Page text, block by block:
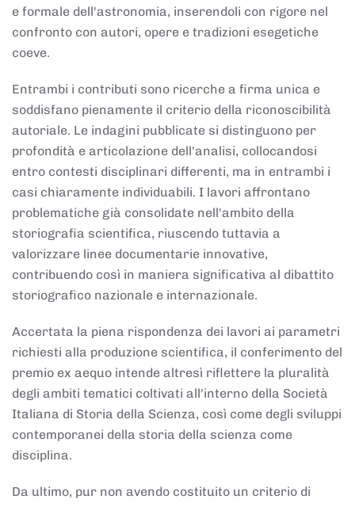
e formale dell'astronomia, inserendoli con rigore nel
confronto con autori, opere e tradizioni esegetiche
coeve.
Entrambi i contributi sono ricerche a firma unica e
soddisfano pienamente il criterio della riconoscibilità
autoriale. Le indagini pubblicate si distinguono per
profondità e articolazione dell'analisi, collocandosi
entro contesti disciplinari differenti, ma in entrambi i
casi chiaramente individuabili. I lavori affrontano
problematiche già consolidate nell'ambito della
storiografia scientifica, riuscendo tuttavia a
valorizzare linee documentarie innovative,
contribuendo così in maniera significativa al dibattito
storiografico nazionale e internazionale.
Accertata la piena rispondenza dei lavori ai parametri
richiesti alla produzione scientifica, il conferimento del
premio ex aequo intende altresì riflettere la pluralità
degli ambiti tematici coltivati all'interno della Società
Italiana di Storia della Scienza, così come degli sviluppi
contemporanei della storia della scienza come
disciplina.
Da ultimo, pur non avendo costituito un criterio di